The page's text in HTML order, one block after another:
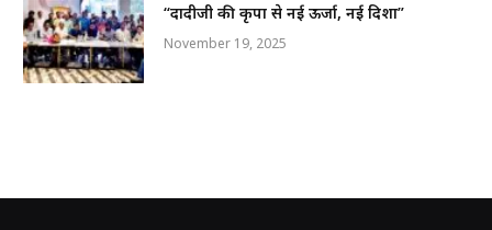
“दादीजी की कृपा से नई ऊर्जा, नई दिशा”
November 19, 2025